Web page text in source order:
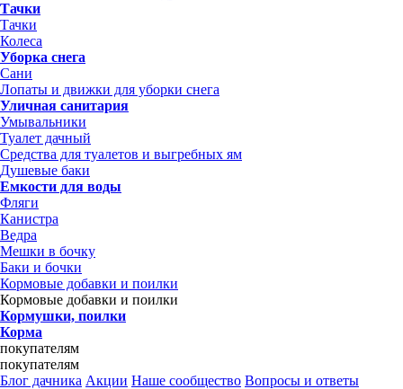
Тачки
Тачки
Колеса
Уборка снега
Сани
Лопаты и движки для уборки снега
Уличная санитария
Умывальники
Туалет дачный
Средства для туалетов и выгребных ям
Душевые баки
Емкости для воды
Фляги
Канистра
Ведра
Мешки в бочку
Баки и бочки
Кормовые добавки и поилки
Кормовые добавки и поилки
Кормушки, поилки
Корма
покупателям
покупателям
Блог дачника Акции Наше сообщество Вопросы и ответы